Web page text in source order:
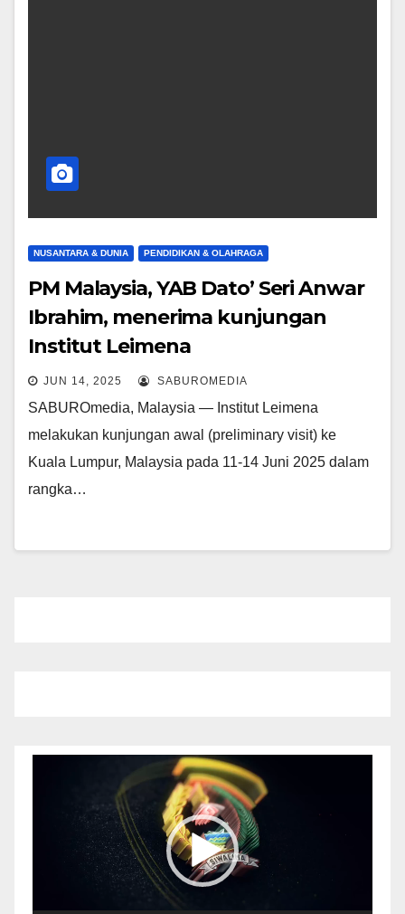
NUSANTARA & DUNIA PENDIDIKAN & OLAHRAGA
PM Malaysia, YAB Dato’ Seri Anwar
Ibrahim, menerima kunjungan
Institut Leimena
JUN 14, 2025 SABUROMEDIA
SABUROmedia, Malaysia — Institut Leimena
melakukan kunjungan awal (preliminary visit) ke
Kuala Lumpur, Malaysia pada 11-14 Juni 2025 dalam
rangka…